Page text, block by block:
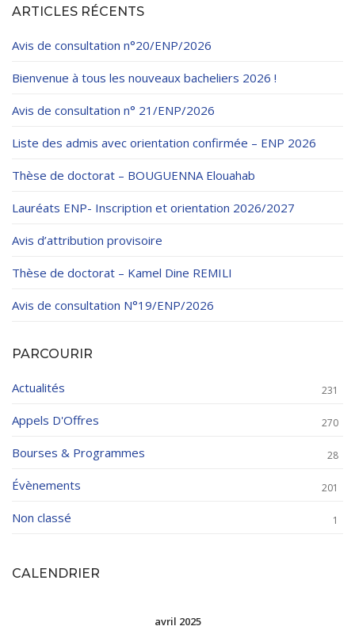
ARTICLES RÉCENTS
Avis de consultation n°20/ENP/2026
Bienvenue à tous les nouveaux bacheliers 2026 !
Avis de consultation n° 21/ENP/2026
Liste des admis avec orientation confirmée – ENP 2026
Thèse de doctorat – BOUGUENNA Elouahab
Lauréats ENP- Inscription et orientation 2026/2027
Avis d’attribution provisoire
Thèse de doctorat – Kamel Dine REMILI
Avis de consultation N°19/ENP/2026
PARCOURIR
Actualités 231
Appels D'Offres 270
Bourses & Programmes 28
Évènements 201
Non classé 1
CALENDRIER
avril 2025